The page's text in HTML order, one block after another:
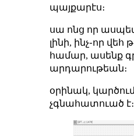
պայքարէս։
սա ոնց որ
լինի, ինչ֊որ
համար, ասենք
արդարութեան։
օրինակ,
չգնահատուած է։